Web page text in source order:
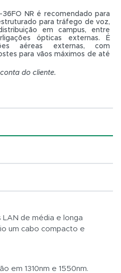
NR é recomendado para
para tráfego de voz,
em campus, entre
ópticas externas. É
aéreas externas, com
para vãos máximos de até
do cliente.
de média e longa
um cabo compacto e
em 1310nm e 1550nm.